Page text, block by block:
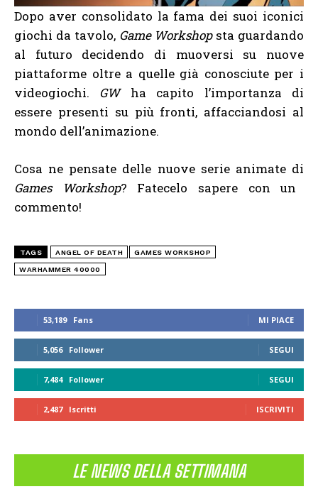
53,189 Fans MI PIACE
5,056 Follower SEGUI
7,484 Follower SEGUI
2,487 Iscritti ISCRIVITI
LE NEWS DELLA SETTIMANA
Dopo aver consolidato la fama dei suoi iconici
giochi da tavolo, Game Workshopsta guardando
al futuro decidendo di muoversi su nuove
piattaforme oltre a quelle già conosciute per i
videogiochi. GWha capito l’importanza di
essere presenti su più fronti, affacciandosi al
mondo dell’animazione.
Cosa ne pensate delle nuove serie animate di
Games Workshop? Fatecelo sapere con un
commento!
TAGS ANGEL OF DEATH GAMES WORKSHOP
WARHAMMER 40000